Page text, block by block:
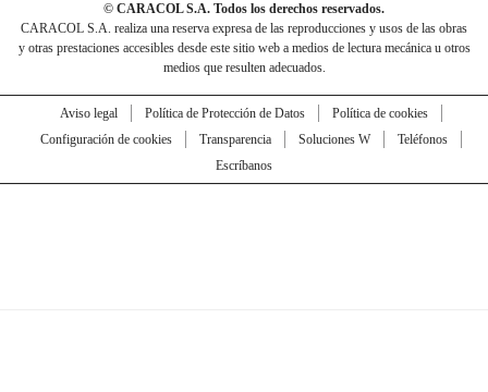
© CARACOL S.A. Todos los derechos reservados.
CARACOL S.A. realiza una reserva expresa de las reproducciones y usos de las obras
y otras prestaciones accesibles desde este sitio web a medios de lectura mecánica u otros
medios que resulten adecuados.
Aviso legal Política de Protección de Datos
Política de cookies
Configuración de cookies
Transparencia Soluciones W
Teléfonos
Escríbanos